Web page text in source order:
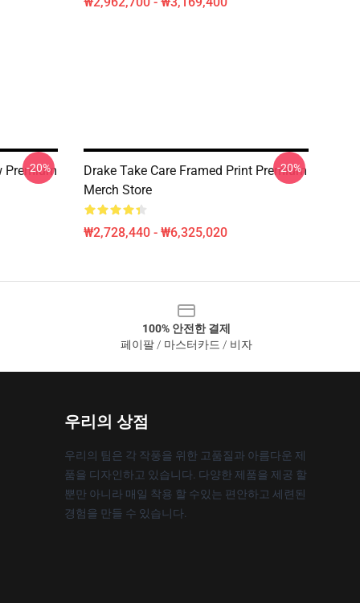
Premium
-20%
Drake Take Care Framed Print Premium
Merch Store
₩2,728,440 - ₩6,325,020
-20%
100% 안전한 결제
페이팔 / 마스터카드 / 비자
우리의 상점
우리의 팀은 각 작풍을 위한 고품질과 아름다운 제
품을 디자인하고 있습니다. 다양한 제품을 제공 할
뿐만 아니라 매일 착용 할 수있는 편안하고 세련된
경험을 만들 수 있습니다.